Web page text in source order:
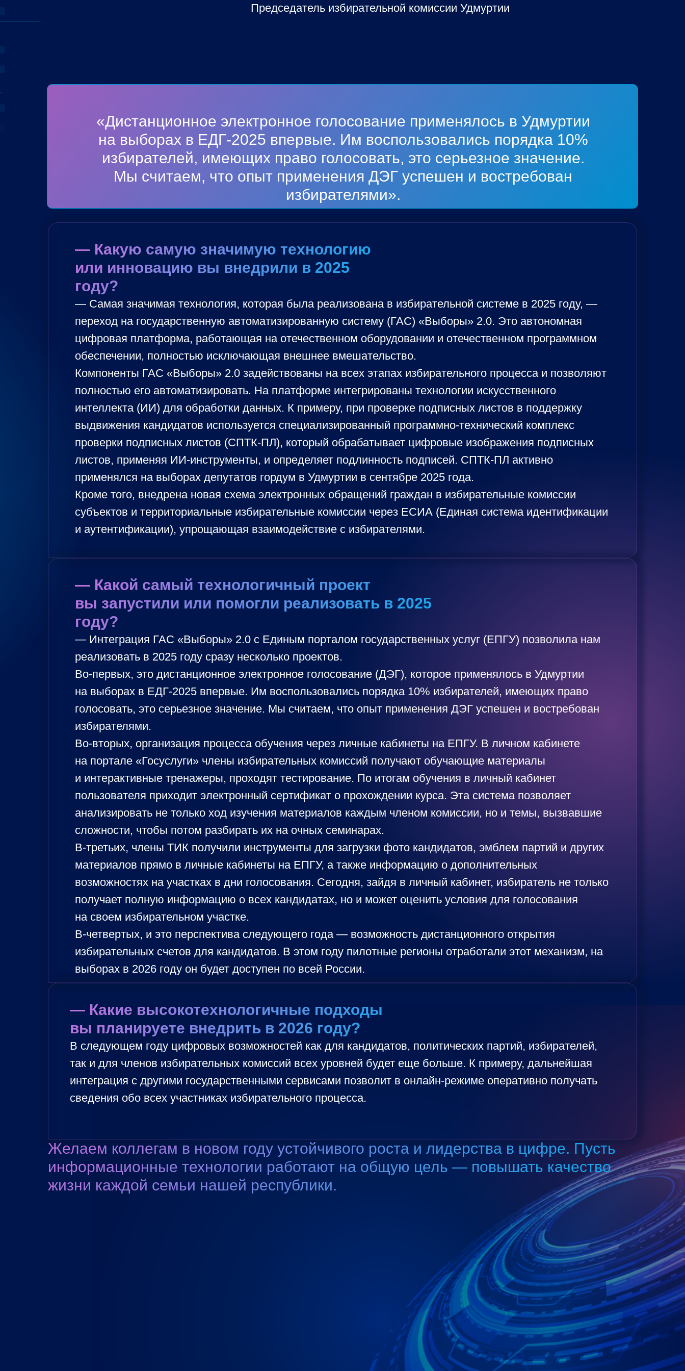
— Какую самую значимую технологию
или инновацию вы внедрили в 2025
году?
— Самая значимая технология, которая была реализована в избирательной системе в 2025 году, —
переход на государственную автоматизированную систему (ГАС) «Выборы» 2.0. Это автономная
цифровая платформа, работающая на отечественном оборудовании и отечественном программном
обеспечении, полностью исключающая внешнее вмешательство.
Компоненты ГАС «Выборы» 2.0 задействованы на всех этапах избирательного процесса и позволяют
полностью его автоматизировать. На платформе интегрированы технологии искусственного
интеллекта (ИИ) для обработки данных. К примеру, при проверке подписных листов в поддержку
выдвижения кандидатов используется специализированный программно-технический комплекс
проверки подписных листов (СПТК-ПЛ), который обрабатывает цифровые изображения подписных
листов, применяя ИИ-инструменты, и определяет подлинность подписей. СПТК-ПЛ активно
применялся на выборах депутатов гордум в Удмуртии в сентябре 2025 года.
Кроме того, внедрена новая схема электронных обращений граждан в избирательные комиссии
субъектов и территориальные избирательные комиссии через ЕСИА (Единая система идентификации
и аутентификации), упрощающая взаимодействие с избирателями.
— Какой самый технологичный проект
вы запустили или помогли реализовать в 2025
году?
— Интеграция ГАС «Выборы» 2.0 с Единым порталом государственных услуг (ЕПГУ) позволила нам
реализовать в 2025 году сразу несколько проектов.
Во-первых, это дистанционное электронное голосование (ДЭГ), которое применялось в Удмуртии
на выборах в ЕДГ-2025 впервые. Им воспользовались порядка 10% избирателей, имеющих право
голосовать, это серьезное значение. Мы считаем, что опыт применения ДЭГ успешен и востребован
избирателями.
Во-вторых, организация процесса обучения через личные кабинеты на ЕПГУ. В личном кабинете
на портале «Госуслуги» члены избирательных комиссий получают обучающие материалы
и интерактивные тренажеры, проходят тестирование. По итогам обучения в личный кабинет
пользователя приходит электронный сертификат о прохождении курса. Эта система позволяет
анализировать не только ход изучения материалов каждым членом комиссии, но и темы, вызвавшие
сложности, чтобы потом разбирать их на очных семинарах.
В-третьих, члены ТИК получили инструменты для загрузки фото кандидатов, эмблем партий и других
материалов прямо в личные кабинеты на ЕПГУ, а также информацию о дополнительных
возможностях на участках в дни голосования. Сегодня, зайдя в личный кабинет, избиратель не только
получает полную информацию о всех кандидатах, но и может оценить условия для голосования
на своем избирательном участке.
В-четвертых, и это перспектива следующего года — возможность дистанционного открытия
избирательных счетов для кандидатов. В этом году пилотные регионы отработали этот механизм, на
выборах в 2026 году он будет доступен по всей России.
— Какие высокотехнологичные подходы
вы планируете внедрить в 2026 году?
В следующем году цифровых возможностей как для кандидатов, политических партий, избирателей,
так и для членов избирательных комиссий всех уровней будет еще больше. К примеру, дальнейшая
интеграция с другими государственными сервисами позволит в онлайн-режиме оперативно получать
сведения обо всех участниках избирательного процесса.
Желаем коллегам в новом году устойчивого роста и лидерства в цифре. Пусть
информационные технологии работают на общую цель — повышать качество
жизни каждой семьи нашей республики.
«Дистанционное электронное голосование применялось в Удмуртии
на выборах в ЕДГ-2025 впервые. Им воспользовались порядка 10%
избирателей, имеющих право голосовать, это серьезное значение.
Мы считаем, что опыт применения ДЭГ успешен и востребован
избирателями».
Председатель избирательной комиссии Удмуртии